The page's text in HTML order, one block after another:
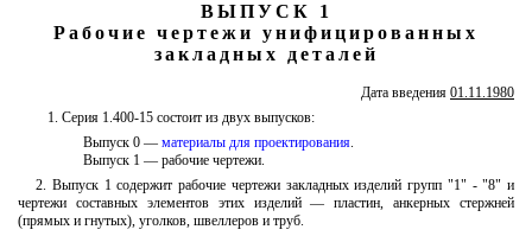
ВЫПУСК 1
Рабочие чертежи унифицированных
закладных деталей
Дата введения 01.11.1980
1. Серия 1.400-15 состоит из двух выпусков:
Выпуск 0 — материалы для проектирования.
Выпуск 1 — рабочие чертежи.
2. Выпуск 1 содержит рабочие чертежи закладных изделий групп "1" - "8" и
чертежи составных элементов этих изделий — пластин, анкерных стержней
(прямых и гнутых), уголков, швеллеров и труб.